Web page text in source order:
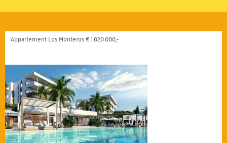
Appartement Los Monteros € 1.020.000,-